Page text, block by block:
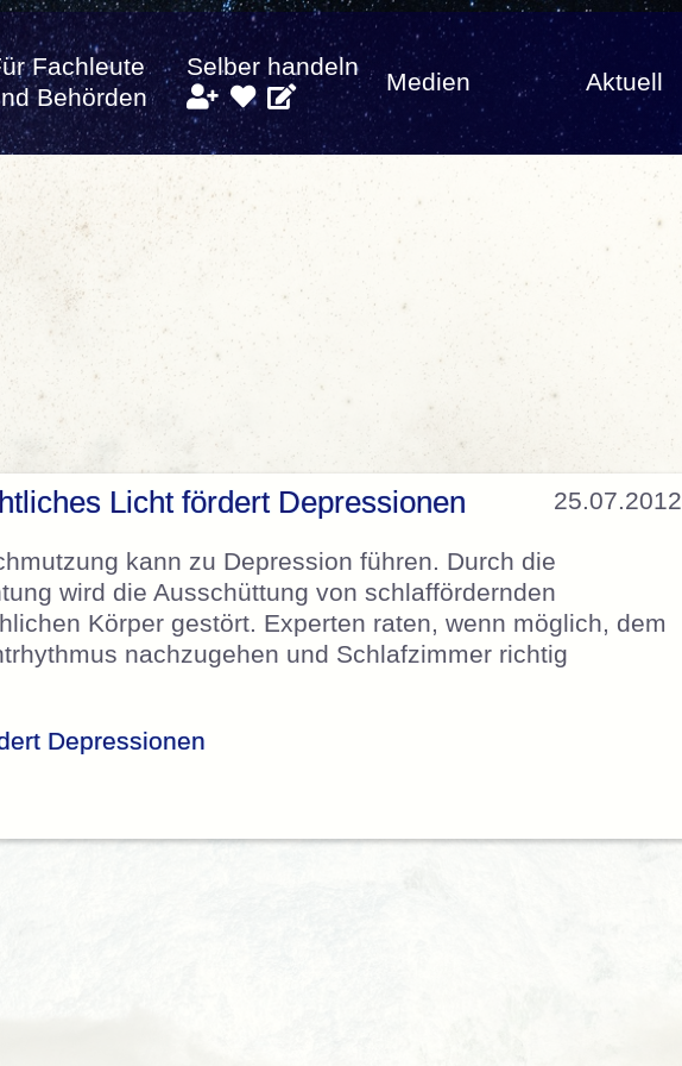
Fachleute
Behörden
Selber handeln
Medien Aktuell
25.07.2012
Licht fördert Depressionen
kann zu Depression führen. Durch die
wird die Ausschüttung von schlaffördernden
Körper gestört. Experten raten, wenn möglich, dem
nachzugehen und Schlafzimmer richtig
Depressionen